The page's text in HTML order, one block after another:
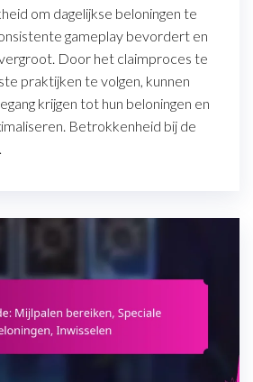
om dagelijkse beloningen te
gameplay bevordert en
Door het claimproces te
praktijken te volgen, kunnen
krijgen tot hun beloningen en
Betrokkenheid bij de